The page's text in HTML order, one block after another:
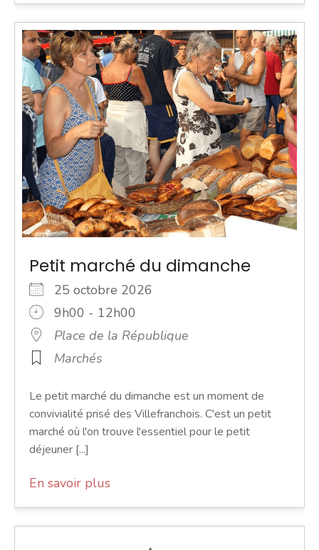
Petit marché du dimanche
25 octobre 2026
9h00 - 12h00
Place de la République
Marchés
Le petit marché du dimanche est un moment de
convivialité prisé des Villefranchois. C'est un petit
marché où l'on trouve l'essentiel pour le petit
déjeuner [...]
En savoir plus